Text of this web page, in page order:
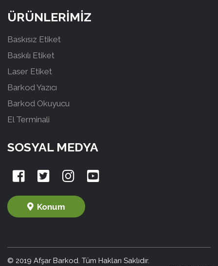
ÜRÜNLERİMİZ
Baskısız Etiket
Baskılı Etiket
Laser Etiket
Barkod Yazıcı
Barkod Okuyucu
El Terminali
SOSYAL MEDYA
Konum
© 2019 Afşar Barkod. Tüm Hakları Saklıdır.